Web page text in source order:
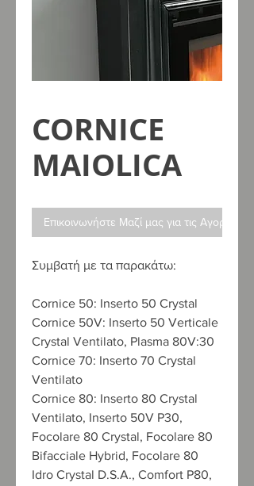
CORNICE
MAIOLICA
Επικοινωνήστε Μαζί μας για τις Αγορές σας
Συμβατή με τα παρακάτω:
Cornice 50: Inserto 50 Crystal
Cornice 50V: Inserto 50 Verticale
Crystal Ventilato, Plasma 80V:30
Cornice 70: Inserto 70 Crystal
Ventilato
Cornice 80: Inserto 80 Crystal
Ventilato, Inserto 50V P30,
Focolare 80 Crystal, Focolare 80
Bifacciale Hybrid, Focolare 80
Idro Crystal D.S.A., Comfort P80,